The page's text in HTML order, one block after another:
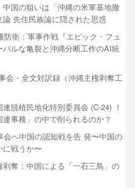
中国の狙いは「沖縄の米軍基地撤
先住民族論に隠された思惑
衛：軍事作戦『エピック・フュ
ルな亀裂と沖縄分断工作のAI統
会・全文対訳録（沖縄主権剥奪工
脱植民地化特別委員会 (C-24) ！
事務」の中で削られるのか？
会へ中国の認知戦を告 発〜中国の
戦うか〜
奪：中国による「一石三鳥」の